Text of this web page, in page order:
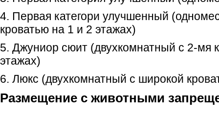
4. Первая категори улучшенный
кроватью на 1 и 2 этажах)
5. Джуниор сюит (двухкомнатный с 2-мя
этажах)
6. Люкс (двухкомнатный с широкой
Размещение с животными